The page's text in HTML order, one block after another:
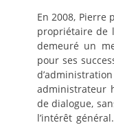
En 2008, Pierre
propriétaire de
demeuré un
pour ses
administrateur
de dialogue,
l’intérêt